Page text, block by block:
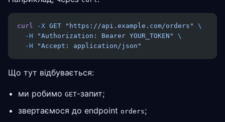
curl -X GET "https://api.example.com/orders"
\
  -H
"Authorization: Bearer YOUR_TOKEN"
\
  -H
"Accept: application/json"
Що тут відбувається:
ми робимо GET-запит;
звертаємося до endpoint orders;